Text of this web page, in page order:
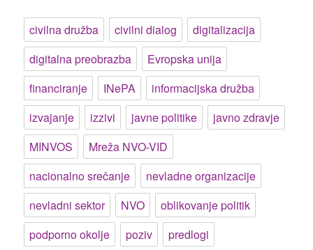
civilna družba civilni dialog
digitalizacija
digitalna preobrazba
Evropska unija
financiranje
INePA
informacijska družba
izvajanje
izzivi javne politike
javno zdravje
MINVOS
Mreža NVO-VID
nacionalno srečanje
nevladne organizacije
nevladni sektor
NVO
oblikovanje politik
podporno okolje
poziv
predlogi